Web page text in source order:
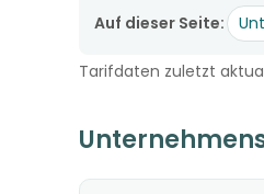
Auf dieser Seite:
Tarifdaten zuletzt